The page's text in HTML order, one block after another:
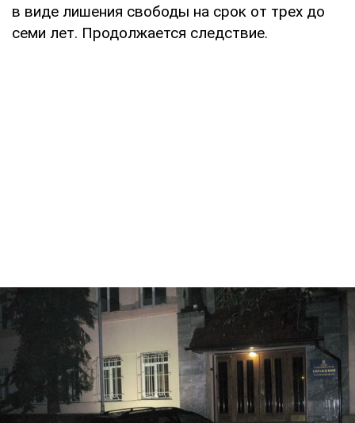
в виде лишения свободы на срок от трех до
семи лет. Продолжается следствие.